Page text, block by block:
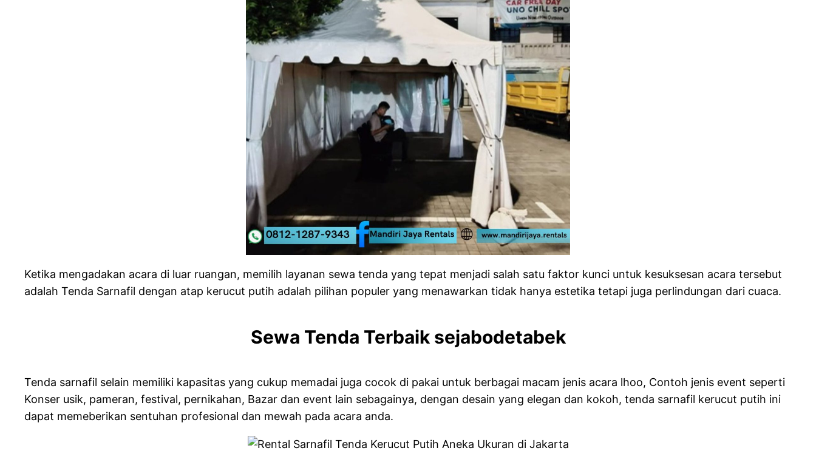
Ketika mengadakan acara di luar ruangan, memilih layanan sewa tenda yang tepat menjadi salah satu faktor kunci untuk kesuksesan acara tersebut
adalah Tenda Sarnafil dengan atap kerucut putih adalah pilihan populer yang menawarkan tidak hanya estetika tetapi juga perlindungan dari cuaca.
Sewa Tenda Terbaik sejabodetabek
Tenda sarnafil selain memiliki kapasitas yang cukup memadai juga cocok di pakai untuk berbagai macam jenis acara lhoo, Contoh jenis event seperti
Konser usik, pameran, festival, pernikahan, Bazar dan event lain sebagainya, dengan desain yang elegan dan kokoh, tenda sarnafil kerucut putih ini
dapat memeberikan sentuhan profesional dan mewah pada acara anda.